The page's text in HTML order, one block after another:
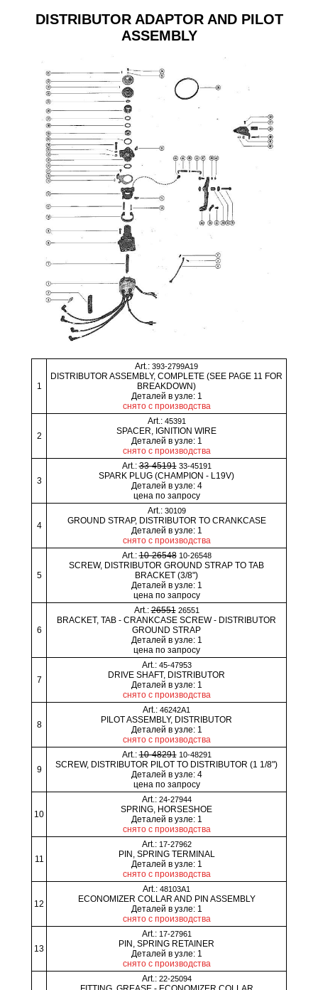
DISTRIBUTOR ADAPTOR AND PILOT
ASSEMBLY
1
Art.: 393-2799A19
DISTRIBUTOR ASSEMBLY, COMPLETE (SEE PAGE 11 FOR
BREAKDOWN)
Деталей в узле: 1
снято с производства
2
Art.: 45391
SPACER, IGNITION WIRE
Деталей в узле: 1
снято с производства
3
Art.:33-45191 33-45191
SPARK PLUG (CHAMPION - L19V)
Деталей в узле: 4
цена по запросу
4
Art.: 30109
GROUND STRAP, DISTRIBUTOR TO CRANKCASE
Деталей в узле: 1
снято с производства
5
Art.:10-26548 10-26548
SCREW, DISTRIBUTOR GROUND STRAP TO TAB
BRACKET (3/8")
Деталей в узле: 1
цена по запросу
6
Art.:26551 26551
BRACKET, TAB - CRANKCASE SCREW - DISTRIBUTOR
GROUND STRAP
Деталей в узле: 1
цена по запросу
7
Art.: 45-47953
DRIVE SHAFT, DISTRIBUTOR
Деталей в узле: 1
снято с производства
8
Art.: 46242A1
PILOT ASSEMBLY, DISTRIBUTOR
Деталей в узле: 1
снято с производства
9
Art.:10-48291 10-48291
SCREW, DISTRIBUTOR PILOT TO DISTRIBUTOR (1 1/8")
Деталей в узле: 4
цена по запросу
10
Art.: 24-27944
SPRING, HORSESHOE
Деталей в узле: 1
снято с производства
11
Art.: 17-27962
PIN, SPRING TERMINAL
Деталей в узле: 1
снято с производства
12
Art.: 48103A1
ECONOMIZER COLLAR AND PIN ASSEMBLY
Деталей в узле: 1
снято с производства
13
Art.: 17-27961
PIN, SPRING RETAINER
Деталей в узле: 1
снято с производства
Art.: 22-25094